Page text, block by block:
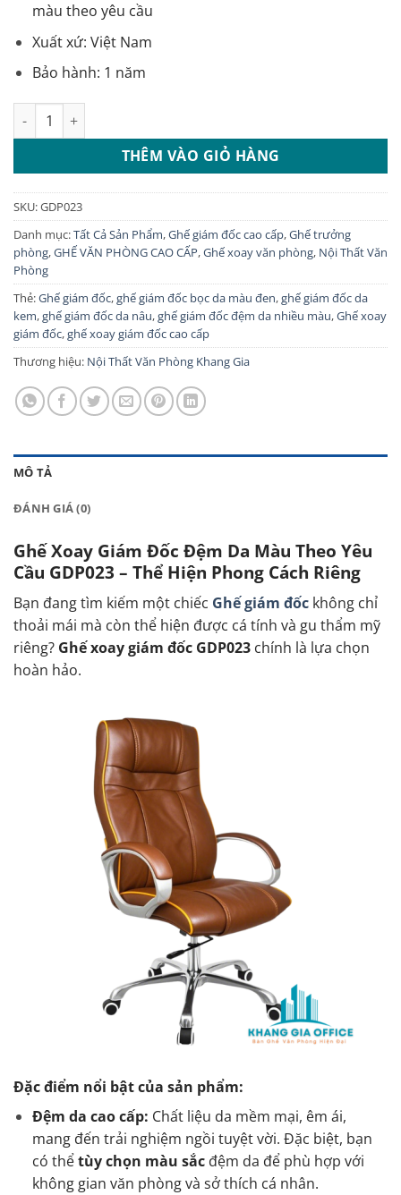
màu theo yêu cầu
Xuất xứ: Việt Nam
Bảo hành: 1 năm
Ghế xoay giám đốc đệm da màu theo yêu cầu: GDP023 số
THÊM VÀO GIỎ HÀNG
SKU:GDP023
Danh mục:Tất Cả Sản Phẩm,Ghế giám đốc cao cấp,Ghế trưởng
phòng,GHẾ VĂN PHÒNG CAO CẤP,Ghế xoay văn phòng, Nội Thất Văn
Phòng
Thẻ:Ghế giám đốc,ghế giám đốc bọc da màu đen,ghế giám đốc da
kem,ghế giám đốc da nâu,ghế giám đốc đệm da nhiều màu,Ghế xoay
giám đốc,ghế xoay giám đốc cao cấp
Thương hiệu: Nội Thất Văn Phòng Khang Gia
MÔ TẢ
ĐÁNH GIÁ (0)
Ghế Xoay Giám Đốc Đệm Da Màu Theo Yêu
Cầu GDP023 – Thể Hiện Phong Cách Riêng
Bạn đang tìm kiếm một chiếc Ghế giám đốc không chỉ
thoải mái mà còn thể hiện được cá tính và gu thẩm mỹ
riêng? Ghế xoay giám đốc GDP023 chính là lựa chọn
hoàn hảo.
Đặc điểm nổi bật của sản phẩm:
Đệm da cao cấp: Chất liệu da mềm mại, êm ái,
mang đến trải nghiệm ngồi tuyệt vời. Đặc biệt, bạn
có thểtùy chọn màu sắcđệm da để phù hợp với
không gian văn phòng và sở thích cá nhân.